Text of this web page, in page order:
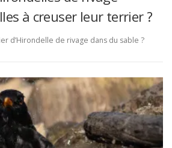
à creuser leur terrier ?
d’Hirondelle de rivage dans du sable ?